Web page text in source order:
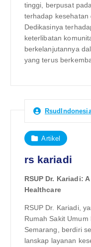
tinggi, berpusat
terhadap kesehatan
Dedikasinya
keterlibatan
berkelanjutannya
yang terus
Artikel
rs kariadi
RSUP Dr. Kariadi:
Healthcare
RSUP Dr. Kariadi,
Rumah Sakit
Semarang, berdiri
lanskap layanan